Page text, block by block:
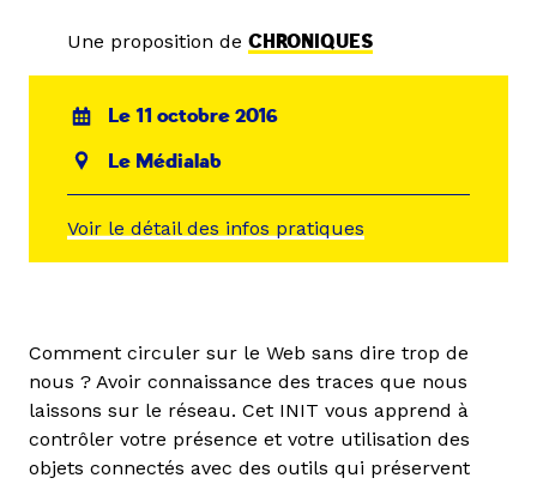
Une proposition de CHRONIQUES
Le 11 octobre 2016
Le Médialab
Voir le détail des infos pratiques
Comment circuler sur le Web sans dire trop de
nous ? Avoir connaissance des traces que nous
laissons sur le réseau. Cet INIT vous apprend à
contrôler votre présence et votre utilisation des
objets connectés avec des outils qui préservent